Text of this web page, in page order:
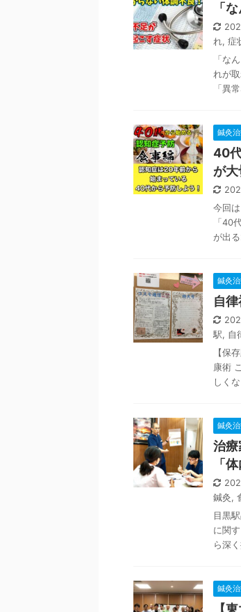
「
れ, 症
「な
れが
「異
鍼灸
40
が大
今回
「40
が出
鍼灸
自
駅, 自
【保
康術
しく
鍼灸
治療
「
鍼灸,
目黒
に関
ら深
鍼灸
【